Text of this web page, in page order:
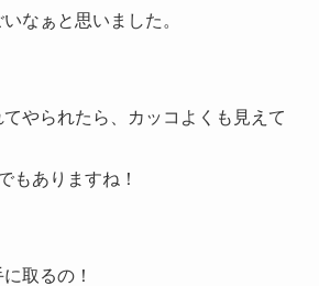
なぁと思いました。
やられたら、カッコよくも見えて
もありますね！
取るの！